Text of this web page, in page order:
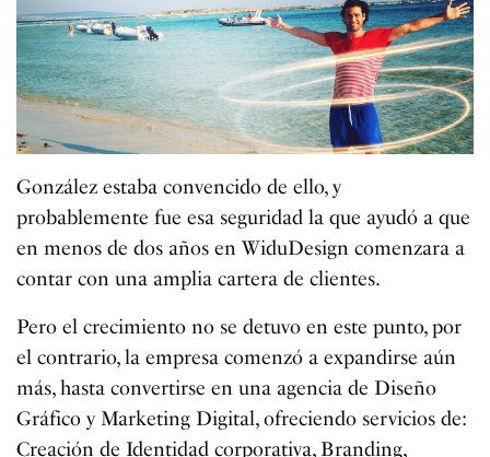
González estaba convencido de ello, y
probablemente fue esa seguridad la que ayudó a que
en menos de dos años en WiduDesign comenzara a
contar con una amplia cartera de clientes.
Pero el crecimiento no se detuvo en este punto, por
el contrario, la empresa comenzó a expandirse aún
más, hasta convertirse en una agencia de Diseño
Gráfico y Marketing Digital, ofreciendo servicios de:
Creación de Identidad corporativa, Branding,